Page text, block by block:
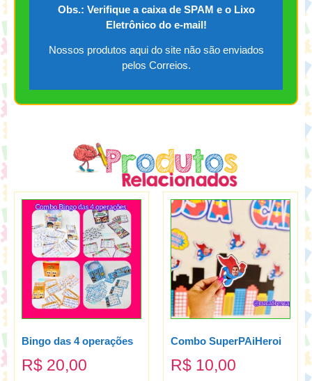
Obs.: Verifique a caixa de SPAM e o Lixo
Eletrônico do e-mail!
Nossos produtos aqui do site não são enviados
pelos Correios.
Bingo das 4 operações
R$ 20,00
Combo SuperPAiHeroi
R$ 10,00